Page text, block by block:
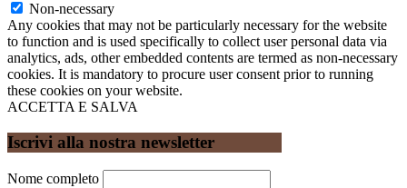
Non-necessary
Any cookies that may not be particularly necessary for the website
to function and is used specifically to collect user personal data via
analytics, ads, other embedded contents are termed as non-necessary
cookies. It is mandatory to procure user consent prior to running
these cookies on your website.
ACCETTA E SALVA
Iscrivi alla nostra newsletter
Nome completo